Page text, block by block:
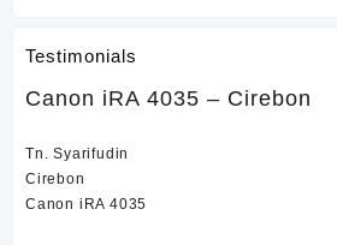
Testimonials
Canon iRA 4035 – Cirebon
Tn. Syarifudin
Cirebon
Canon iRA 4035